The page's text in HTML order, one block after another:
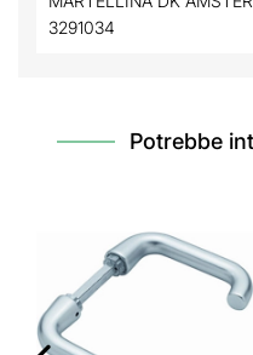
3291034
Potrebbe